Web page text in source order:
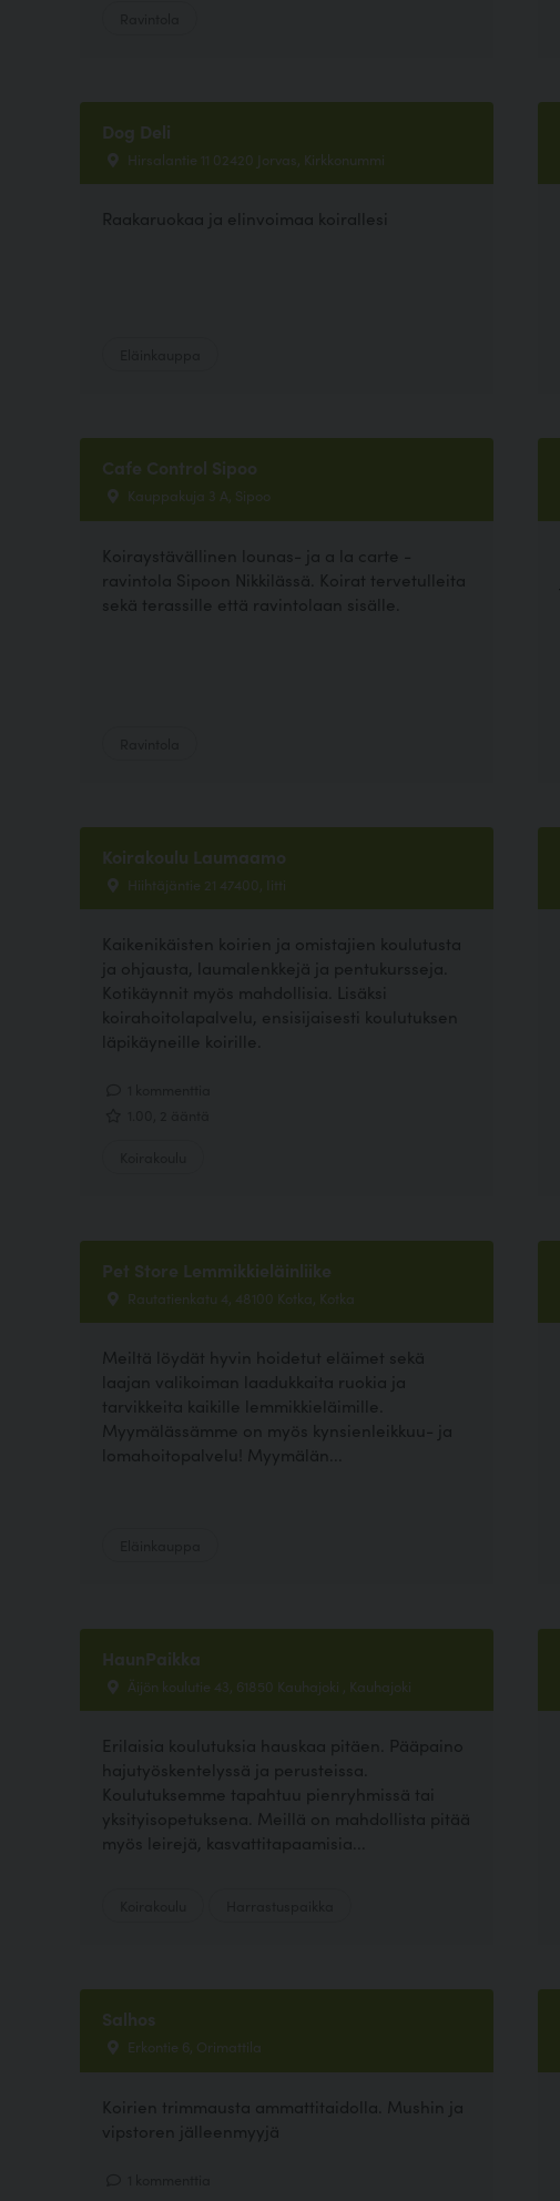
Dog Deli
Hirsalantie 11 02420 Jorvas, Kirkkonummi
Raakaruokaa ja elinvoimaa koirallesi
Cafe Control Sipoo
Kauppakuja 3 A, Sipoo
Koiraystävällinen lounas- ja a la carte -
ravintola Sipoon Nikkilässä. Koirat tervetulleita
sekä terassille että ravintolaan sisälle.
Koirakoulu Laumaamo
Hiihtäjäntie 21 47400, Iitti
Kaikenikäisten koirien ja omistajien koulutusta
ja ohjausta, laumalenkkejä ja pentukursseja.
Kotikäynnit myös mahdollisia. Lisäksi
koirahoitolapalvelu, ensisijaisesti koulutuksen
läpikäyneille koirille.
Pet Store Lemmikkieläinliike
Rautatienkatu 4, 48100 Kotka, Kotka
Meiltä löydät hyvin hoidetut eläimet sekä
laajan valikoiman laadukkaita ruokia ja
tarvikkeita kaikille lemmikkieläimille.
Myymälässämme on myös kynsienleikkuu- ja
lomahoitopalvelu! Myymälän...
HaunPaikka
Äijön koulutie 43, 61850 Kauhajoki , Kauhajoki
Erilaisia koulutuksia hauskaa pitäen. Pääpaino
hajutyöskentelyssä ja perusteissa.
Koulutuksemme tapahtuu pienryhmissä tai
yksityisopetuksena. Meillä on mahdollista pitää
myös leirejä, kasvattitapaamisia...
Salhos
Erkontie 6, Orimattila
Koirien trimmausta ammattitaidolla. Mushin ja
vipstoren jälleenmyyjä